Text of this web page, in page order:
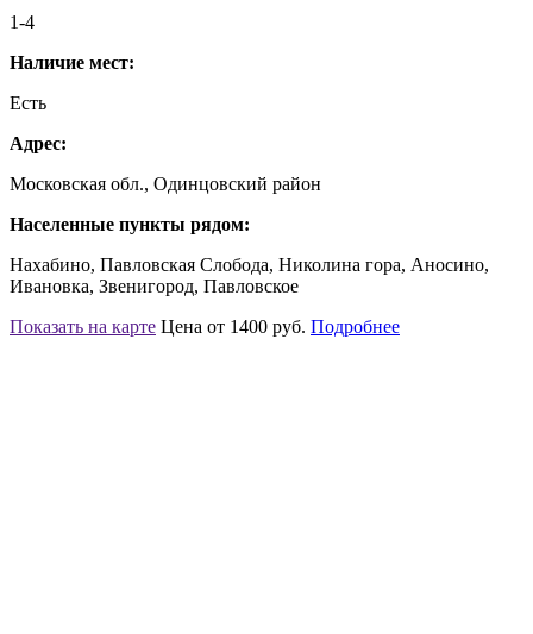
1-4
Наличие мест:
Есть
Адрес:
Московская обл., Одинцовский район
Населенные пункты рядом:
Нахабино, Павловская Слобода, Николина гора, Аносино,
Ивановка, Звенигород, Павловское
Показать на карте Цена от 1400 руб. Подробнее